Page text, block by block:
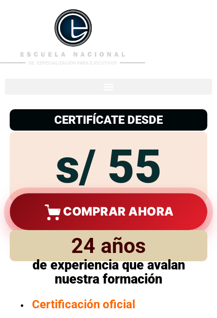
CERTIFÍCATE DESDE
s/ 55
COMPRAR AHORA
24 años
de experiencia que avalan
nuestra formación
Certificación oficial